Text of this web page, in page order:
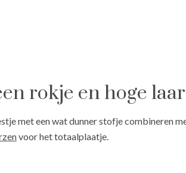
rokje en hoge
met een wat dunner stofje combineren
voor het totaalplaatje.